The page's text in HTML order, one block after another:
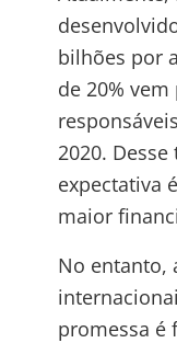
bilhões por
de 20%
2020.
expectativa
maior
No entanto,
promessa é